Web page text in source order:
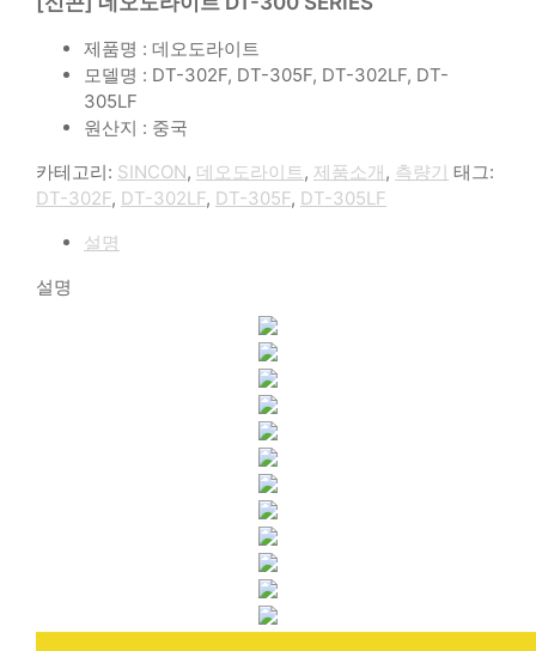
제품명 : 데오도라이트
모델명 : DT-302F, DT-305F, DT-302LF, DT-
305LF
원산지 : 중국
카테고리: SINCON, 데오도라이트, 제품소개, 측량기 태그:
DT-302F, DT-302LF, DT-305F, DT-305LF
설명
설명